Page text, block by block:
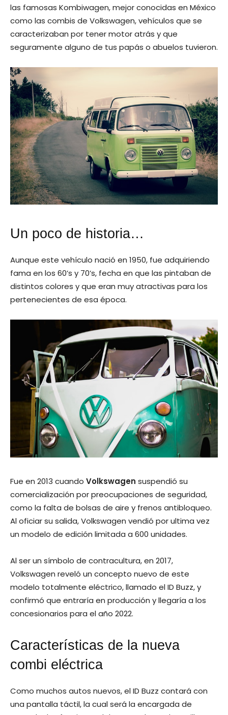
las famosas Kombiwagen, mejor conocidas en México
como las combis de Volkswagen, vehículos que se
caracterizaban por tener motor atrás y que
seguramente alguno de tus papás o abuelos tuvieron.
Un poco de historia…
Aunque este vehículo nació en 1950, fue adquiriendo
fama en los 60’s y 70’s, fecha en que las pintaban de
distintos colores y que eran muy atractivas para los
pertenecientes de esa época.
Fue en 2013 cuando Volkswagen suspendió su
comercialización por preocupaciones de seguridad,
como la falta de bolsas de aire y frenos antibloqueo.
Al oficiar su salida, Volkswagen vendió por ultima vez
un modelo de edición limitada a 600 unidades.
Al ser un símbolo de contracultura, en 2017,
Volkswagen reveló un concepto nuevo de este
modelo totalmente eléctrico, llamado el ID Buzz, y
confirmó que entraría en producción y llegaría a los
concesionarios para el año 2022.
Características de la nueva
combi eléctrica
Como muchos autos nuevos, el ID Buzz contará con
una pantalla táctil, la cual será la encargada de